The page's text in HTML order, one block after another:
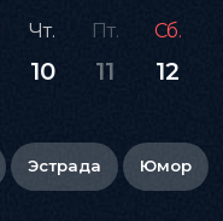
Чт.
10
Пт.
11
Сб.
12
Эстрада Юмор